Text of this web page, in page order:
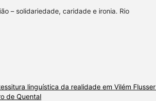
– solidariedade, caridade e ironia. Rio
linguística da realidade em Vilém Flusser
de Quental